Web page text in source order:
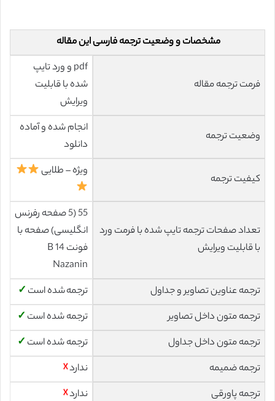
مشخصات و وضعیت ترجمه فارسی این مقاله
فرمت ترجمه مقاله
pdf و ورد تایپ
شده با قابلیت
ویرایش
وضعیت ترجمه
انجام شده و آماده
دانلود
کیفیت ترجمه
ویژه – طلایی
تعداد صفحات ترجمه تایپ شده با فرمت ورد
با قابلیت ویرایش
55 (5 صفحه رفرنس
انگلیسی) صفحه با
فونت 14 B
Nazanin
ترجمه عناوین تصاویر و جداول
ترجمه شده است ✓
ترجمه متون داخل تصاویر
ترجمه شده است ✓
ترجمه متون داخل جداول
ترجمه شده است ✓
ترجمه ضمیمه
ندارد☓
ترجمه پاورقی
ندارد☓